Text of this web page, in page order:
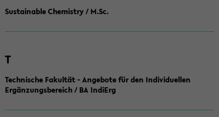
Sustainable Chemistry / M.Sc.
T
Technische Fakultät - Angebote für den Individuellen
Ergänzungsbereich / BA IndiErg